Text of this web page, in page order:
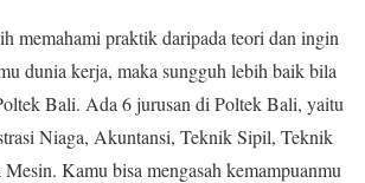
memahami praktik daripada teori dan ingin
dunia kerja, maka sungguh lebih baik bila
Bali. Ada 6 jurusan di Poltek Bali, yaitu
Niaga, Akuntansi, Teknik Sipil, Teknik
Kamu bisa mengasah kemampuanmu